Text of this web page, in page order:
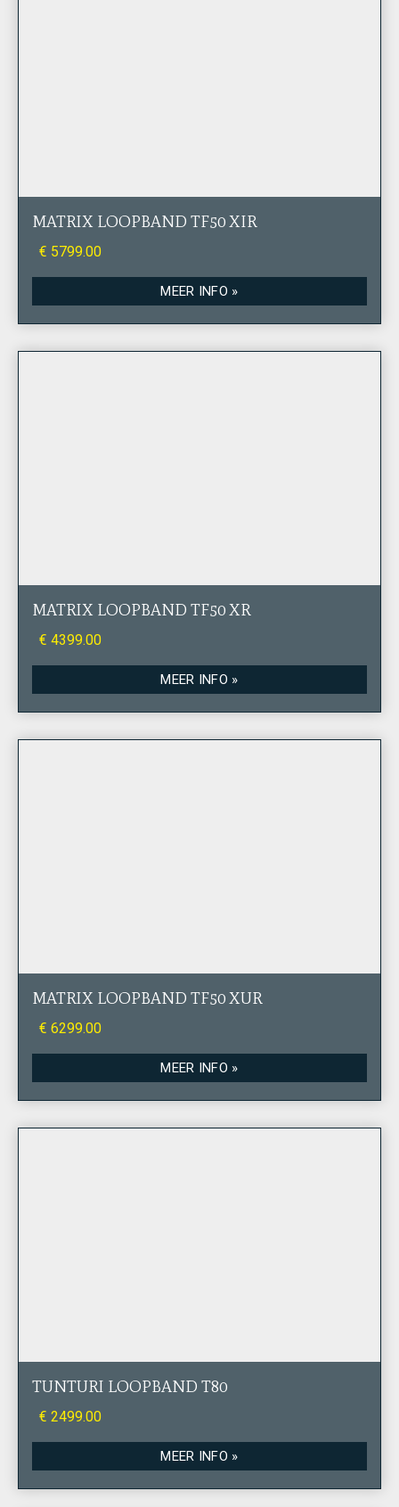
MATRIX LOOPBAND TF50 XIR
€ 5799.00
MEER INFO »
MATRIX LOOPBAND TF50 XR
€ 4399.00
MEER INFO »
MATRIX LOOPBAND TF50 XUR
€ 6299.00
MEER INFO »
TUNTURI LOOPBAND T80
€ 2499.00
MEER INFO »